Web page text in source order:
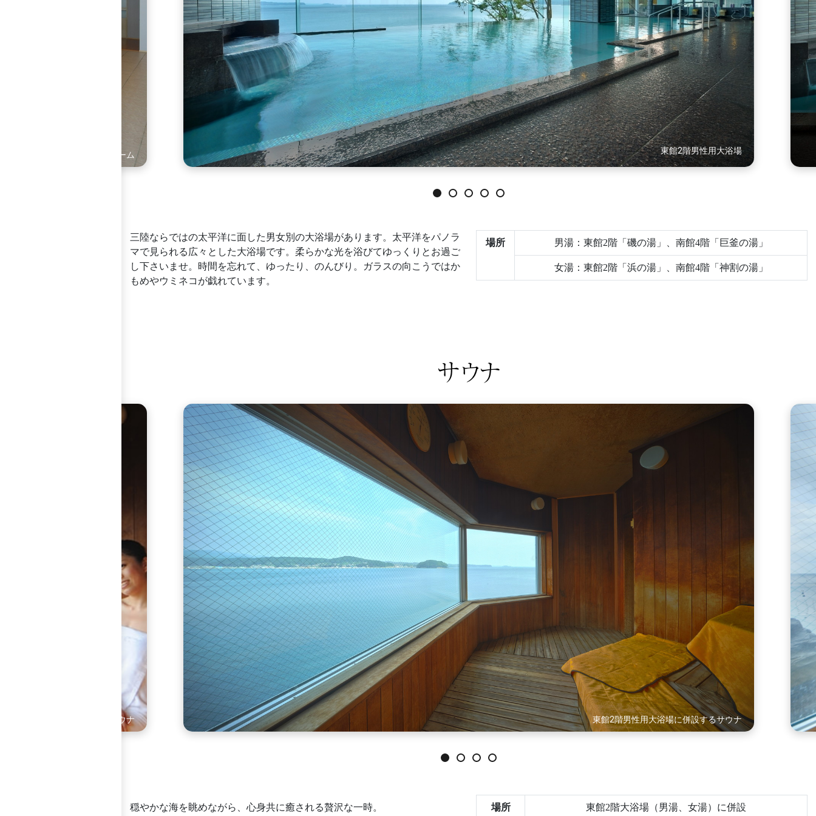
東館2階男性用大浴場 東館2階男性用大浴場
三陸ならではの太平洋に面した男女別の大浴場があります。太平洋をパノラ
マで見られる広々とした大浴場です。柔らかな光を浴びてゆっくりとお過ご
し下さいませ。時間を忘れて、ゆったり、のんびり。ガラスの向こうではか
もめやウミネコが戯れています。
場所 男湯：東館2階「磯の湯」、南館4階「巨釜の湯」
女湯：東館2階「浜の湯」、南館4階「神割の湯」
サウナ
2階男性用大浴場に併設するサウナ 東館2階女性用大浴場に併設するサウナ
穏やかな海を眺めながら、心身共に癒される贅沢な一時。 場所 東館2階大浴場（男湯、女湯）に併設